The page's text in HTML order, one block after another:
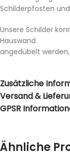
Schilderpfosten
Unsere Schilder
Hauswand
angedübelt
Zusätzliche
Versand &
GPSR
Ähnliche